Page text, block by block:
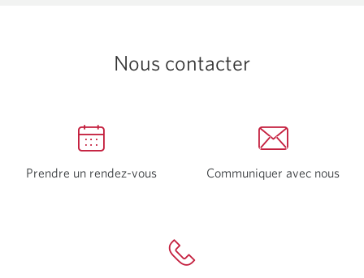
Nous contacter
Prendre un rendez-vousUne
Communiquer avec nous